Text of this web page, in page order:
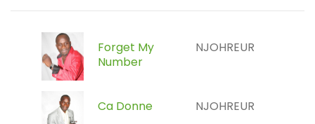
Forget My
Number
NJOHREUR
Ca Donne NJOHREUR